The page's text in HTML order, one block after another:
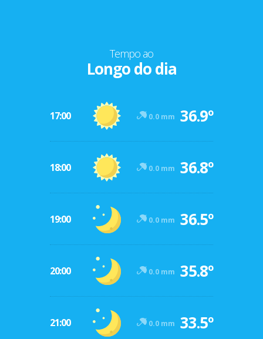
Tempo ao
Longo do dia
17:00 0.0 mm 36.9º
18:00 0.0 mm 36.8º
19:00 0.0 mm 36.5º
20:00 0.0 mm 35.8º
21:00 0.0 mm 33.5º